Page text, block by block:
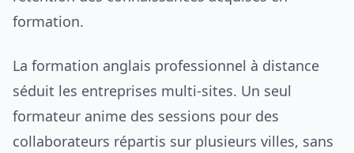
formation.
La formation anglais professionnel à distance
séduit les entreprises multi-sites. Un seul
formateur anime des sessions pour des
collaborateurs répartis sur plusieurs villes, sans